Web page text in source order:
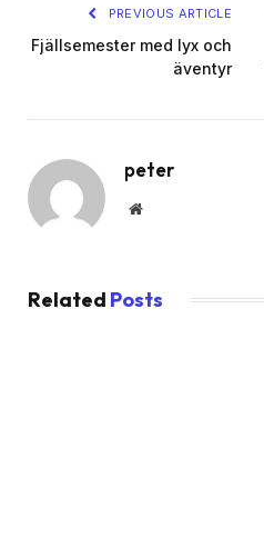
PREVIOUS ARTICLE
Fjällsemester med lyx och
äventyr
peter
Website
Related Posts